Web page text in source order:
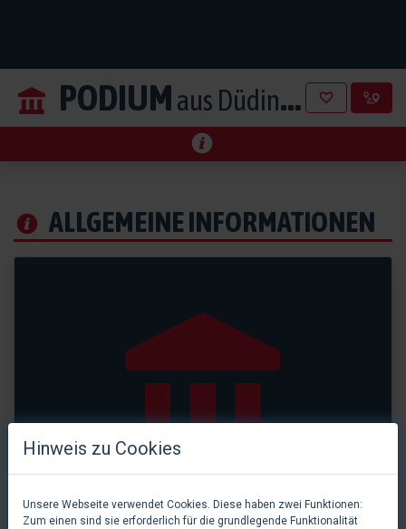
PODIUMaus Düdingen
ALLGEMEINE INFORMATIONEN
Hinweis zu Cookies
Unsere Webseite verwendet Cookies. Diese haben zwei Funktionen:
Zum einen sind sie erforderlich für die grundlegende Funktionalität